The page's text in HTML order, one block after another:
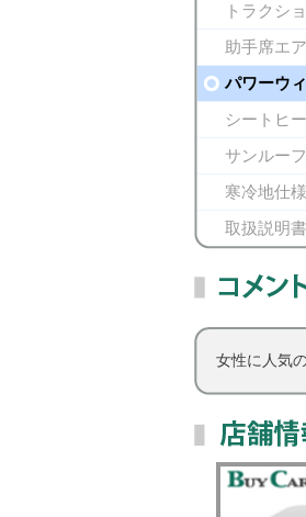
トラクシ
助手席エ
パワーウ
シートヒ
サンルーフ
寒冷地仕様
取扱説明書
女性に人気